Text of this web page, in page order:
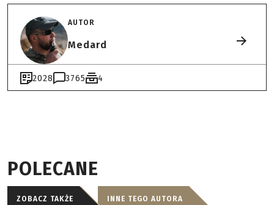
AUTOR
Medard
2028 3765 4
POLECANE
ZOBACZ TAKŻE INNE TEGO AUTORA